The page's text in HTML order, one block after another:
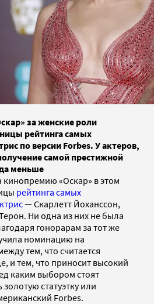
за женские роли
рейтинга самых
по версии Forbes. У актеров,
самой престижной
меньше
кинопремию «Оскар» в этом
рейтинга самых
— Скарлетт Йоханссон,
Ни одна из них не была
гонорарам за тот же
номинацию на
тем, что считается
и тем, что приносит высокий
каким выбором стоят
статуэтку или
Forbes.